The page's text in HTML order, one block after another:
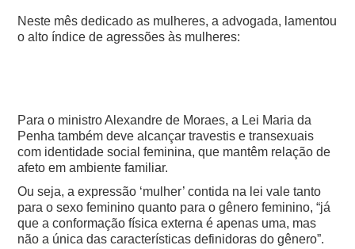
Neste mês dedicado as mulheres, a advogada, lamentou
o alto índice de agressões às mulheres:
Para o ministro Alexandre de Moraes, a Lei Maria da
Penha também deve alcançar travestis e transexuais
com identidade social feminina, que mantêm relação de
afeto em ambiente familiar.
Ou seja, a expressão ‘mulher’ contida na lei vale tanto
para o sexo feminino quanto para o gênero feminino, “já
que a conformação física externa é apenas uma, mas
não a única das características definidoras do gênero”.